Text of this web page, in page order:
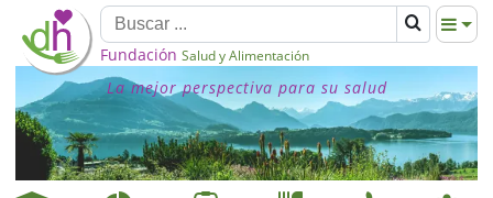
Fundación Salud y Alimentación
La mejor perspectiva para su salud